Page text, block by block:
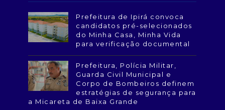
Prefeitura de Ipirá convoca
candidatos pré-selecionados
do Minha Casa, Minha Vida
para verificação documental
Prefeitura, Polícia Militar,
Guarda Civil Municipal e
Corpo de Bombeiros definem
estratégias de segurança para
a Micareta de Baixa Grande